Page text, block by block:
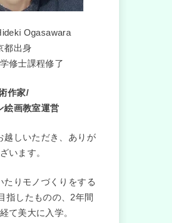
Ogasawara
都出身
修士課程修了
作家/
絵画教室運営
越しいただき、ありが
います。
たりモノづくりをする
指したものの、2年間
て美大に入学。